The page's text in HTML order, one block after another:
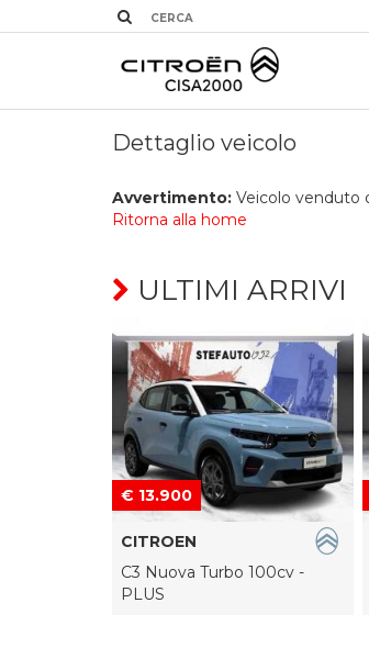
Dettaglio veicolo
Avvertimento: Veicolo venduto
Ritorna alla home
ULTIMI ARRIVI
€ 13.900
CITROEN
C3 Nuova Turbo 100cv -
PLUS